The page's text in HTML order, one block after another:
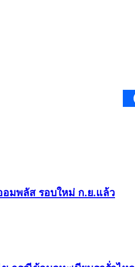
อมพลัส รอบใหม่ ก.ย.แล้ว